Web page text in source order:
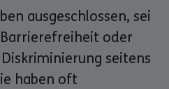
ausgeschlossen, sei
oder
seitens
haben oft